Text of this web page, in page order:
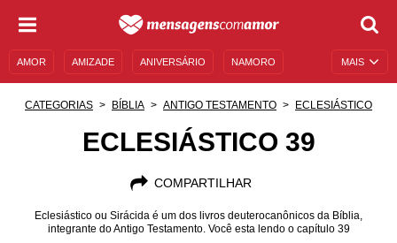
MAIS
AMOR AMIZADE ANIVERSÁRIO NAMORO
AUTOAJUDA
CATEGORIAS BÍBLIA ANTIGO TESTAMENTO ECLESIÁSTICO
ECLESIÁSTICO 39
COMPARTILHAR
Eclesiástico ou Sirácida é um dos livros deuterocanônicos da Bíblia,
integrante do Antigo Testamento. Você esta lendo o capítulo 39